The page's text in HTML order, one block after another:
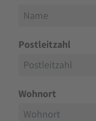
Postleitzahl
Wohnort